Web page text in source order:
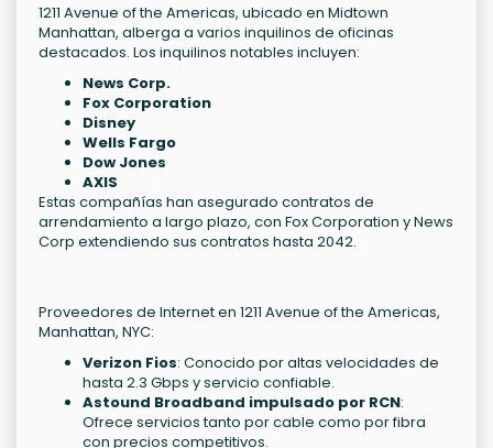
1211 Avenue of the Americas, ubicado en Midtown
Manhattan, alberga a varios inquilinos de oficinas
destacados. Los inquilinos notables incluyen:
News Corp.
Fox Corporation
Disney
Wells Fargo
Dow Jones
AXIS
Estas compañías han asegurado contratos de
arrendamiento a largo plazo, con Fox Corporation y News
Corp extendiendo sus contratos hasta 2042.
Proveedores de Internet en 1211 Avenue of the Americas,
Manhattan, NYC:
Verizon Fios: Conocido por altas velocidades de
hasta 2.3 Gbps y servicio confiable.
Astound Broadband impulsado por RCN:
Ofrece servicios tanto por cable como por fibra
con precios competitivos.